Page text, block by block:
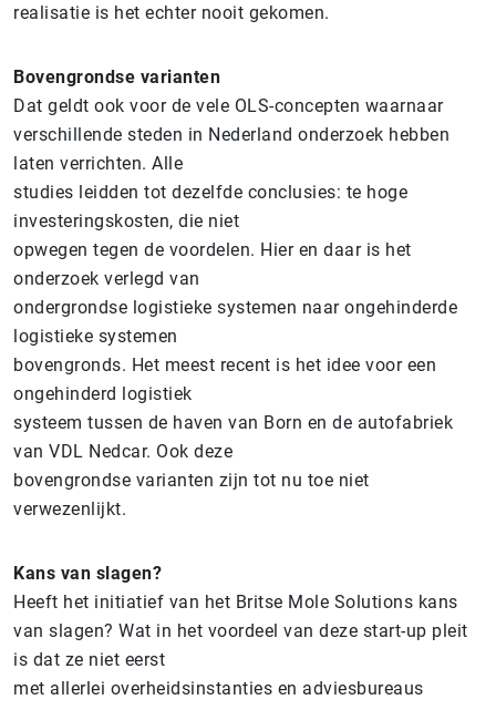
realisatie is het echter nooit gekomen.
Bovengrondse varianten
Dat geldt ook voor de vele OLS-concepten waarnaar
verschillende steden in Nederland onderzoek hebben
laten verrichten. Alle
studies leidden tot dezelfde conclusies: te hoge
investeringskosten, die niet
opwegen tegen de voordelen. Hier en daar is het
onderzoek verlegd van
ondergrondse logistieke systemen naar ongehinderde
logistieke systemen
bovengronds. Het meest recent is het idee voor een
ongehinderd logistiek
systeem tussen de haven van Born en de autofabriek
van VDL Nedcar. Ook deze
bovengrondse varianten zijn tot nu toe niet
verwezenlijkt.
Kans van slagen?
Heeft het initiatief van het Britse Mole Solutions kans
van slagen? Wat in het voordeel van deze start-up pleit
is dat ze niet eerst
met allerlei overheidsinstanties en adviesbureaus